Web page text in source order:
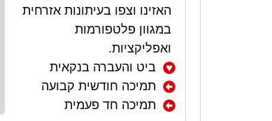
האזינו וצפו בעיתונות אזרחית
במגוון פלטפורמות
ואפליקציות.
ביט והעברה בנקאית
תמיכה חודשית קבועה
תמיכה חד פעמית